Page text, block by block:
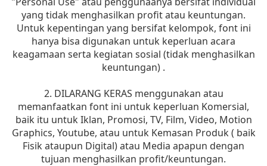
yang tidak menghasilkan profit atau keuntungan.
Untuk kepentingan yang bersifat kelompok, font ini
hanya bisa digunakan untuk keperluan acara
keagamaan serta kegiatan sosial (tidak menghasilkan
keuntungan) .
2. DILARANG KERAS menggunakan atau
memanfaatkan font ini untuk keperluan Komersial,
baik itu untuk Iklan, Promosi, TV, Film, Video, Motion
Graphics, Youtube, atau untuk Kemasan Produk ( baik
Fisik ataupun Digital) atau Media apapun dengan
tujuan menghasilkan profit/keuntungan.